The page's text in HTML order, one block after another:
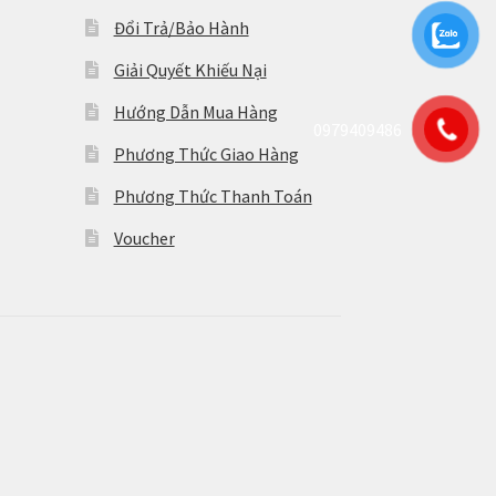
Đổi Trả/Bảo Hành
Giải Quyết Khiếu Nại
Hướng Dẫn Mua Hàng
Phương Thức Giao Hàng
Phương Thức Thanh Toán
Voucher